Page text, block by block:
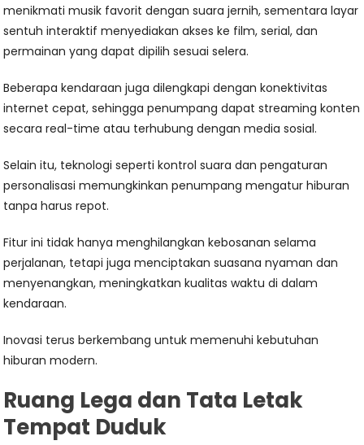
menikmati musik favorit dengan suara jernih, sementara layar
sentuh interaktif menyediakan akses ke film, serial, dan
permainan yang dapat dipilih sesuai selera.
Beberapa kendaraan juga dilengkapi dengan konektivitas
internet cepat, sehingga penumpang dapat streaming konten
secara real-time atau terhubung dengan media sosial.
Selain itu, teknologi seperti kontrol suara dan pengaturan
personalisasi memungkinkan penumpang mengatur hiburan
tanpa harus repot.
Fitur ini tidak hanya menghilangkan kebosanan selama
perjalanan, tetapi juga menciptakan suasana nyaman dan
menyenangkan, meningkatkan kualitas waktu di dalam
kendaraan.
Inovasi terus berkembang untuk memenuhi kebutuhan
hiburan modern.
Ruang Lega dan Tata Letak
Tempat Duduk